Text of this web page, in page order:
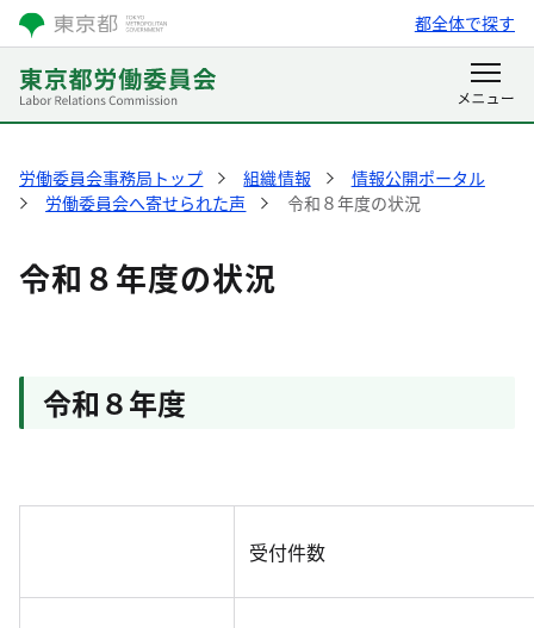
都全体で探す
労働委員会事務局トップ 組織情報
情報公開ポータル
労働委員会へ寄せられた声
令和８年度の状況
令和８年度の状況
令和８年度
受付件数